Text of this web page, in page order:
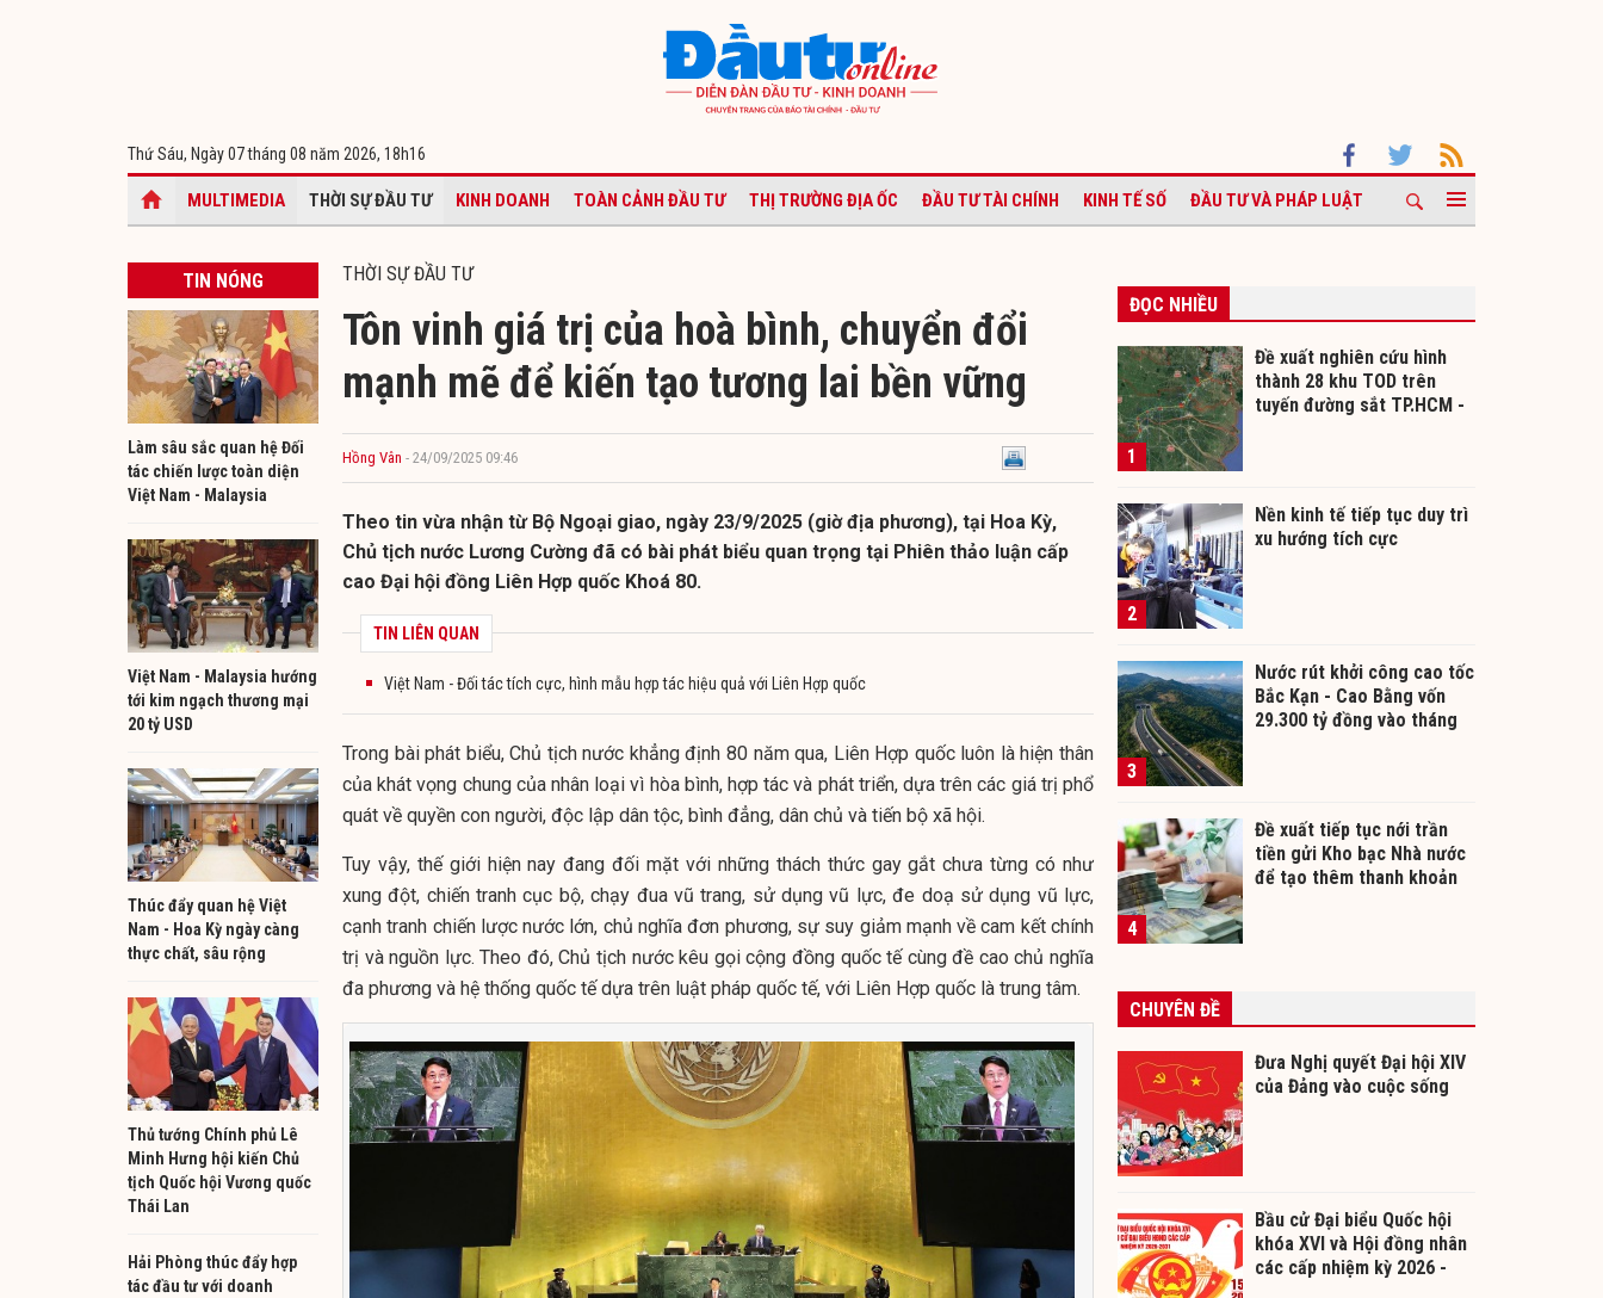
Thứ Sáu, Ngày 07 tháng 08 năm 2026, 18h16
MULTIMEDIA THỜI SỰ ĐẦU TƯ KINH DOANH TOÀN CẢNH ĐẦU TƯ THỊ TRƯỜNG ĐỊA ỐC ĐẦU TƯ TÀI CHÍNH KINH TẾ SỐ ĐẦU TƯ VÀ PHÁP LUẬT
TIN NÓNG
Làm sâu sắc quan hệ Đối
tác chiến lược toàn diện
Việt Nam - Malaysia
Việt Nam - Malaysia hướng
tới kim ngạch thương mại
20 tỷ USD
Thúc đẩy quan hệ Việt
Nam - Hoa Kỳ ngày càng
thực chất, sâu rộng
Thủ tướng Chính phủ Lê
Minh Hưng hội kiến Chủ
tịch Quốc hội Vương quốc
Thái Lan
Hải Phòng thúc đẩy hợp
tác đầu tư với doanh
THỜI SỰ ĐẦU TƯ
Tôn vinh giá trị của hoà bình, chuyển đổi
mạnh mẽ để kiến tạo tương lai bền vững
Hồng Vân - 24/09/2025 09:46
Theo tin vừa nhận từ Bộ Ngoại giao, ngày 23/9/2025 (giờ địa phương), tại Hoa Kỳ,
Chủ tịch nước Lương Cường đã có bài phát biểu quan trọng tại Phiên thảo luận cấp
cao Đại hội đồng Liên Hợp quốc Khoá 80.
TIN LIÊN QUAN
Việt Nam - Đối tác tích cực, hình mẫu hợp tác hiệu quả với Liên Hợp quốc
Trong bài phát biểu, Chủ tịch nước khẳng định 80 năm qua, Liên Hợp quốc luôn là hiện thân
của khát vọng chung của nhân loại vì hòa bình, hợp tác và phát triển, dựa trên các giá trị phổ
quát về quyền con người, độc lập dân tộc, bình đẳng, dân chủ và tiến bộ xã hội.
Tuy vậy, thế giới hiện nay đang đối mặt với những thách thức gay gắt chưa từng có như
xung đột, chiến tranh cục bộ, chạy đua vũ trang, sử dụng vũ lực, đe doạ sử dụng vũ lực,
cạnh tranh chiến lược nước lớn, chủ nghĩa đơn phương, sự suy giảm mạnh về cam kết chính
trị và nguồn lực. Theo đó, Chủ tịch nước kêu gọi cộng đồng quốc tế cùng đề cao chủ nghĩa
đa phương và hệ thống quốc tế dựa trên luật pháp quốc tế, với Liên Hợp quốc là trung tâm.
ĐỌC NHIỀU
1
Đề xuất nghiên cứu hình
thành 28 khu TOD trên
tuyến đường sắt TP.HCM -
2
Nền kinh tế tiếp tục duy trì
xu hướng tích cực
3
Nước rút khởi công cao tốc
Bắc Kạn - Cao Bằng vốn
29.300 tỷ đồng vào tháng
4
Đề xuất tiếp tục nới trần
tiền gửi Kho bạc Nhà nước
để tạo thêm thanh khoản
CHUYÊN ĐỀ
Đưa Nghị quyết Đại hội XIV
của Đảng vào cuộc sống
Bầu cử Đại biểu Quốc hội
khóa XVI và Hội đồng nhân
các cấp nhiệm kỳ 2026 -